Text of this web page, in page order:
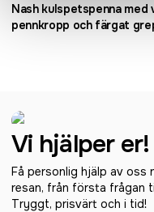
Nash kulspetspenna med
pennkropp och färgat
Vi hjälper er!
Få personlig hjälp av oss
resan, från första frågan
Tryggt, prisvärt och i tid!